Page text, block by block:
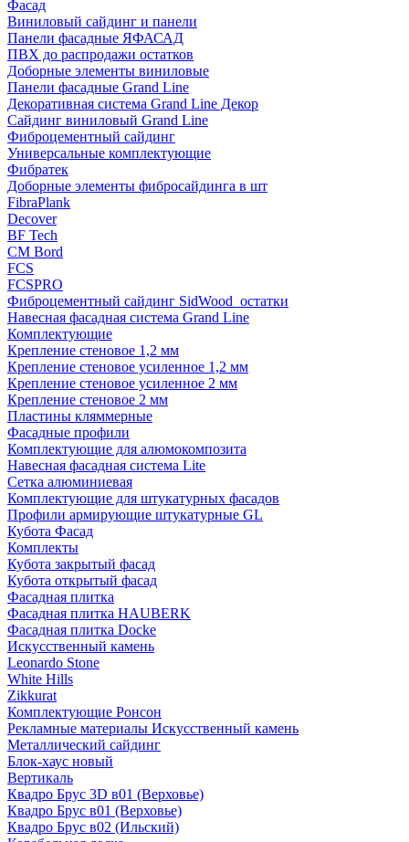
Фасад
Виниловый сайдинг и панели
Панели фасадные ЯФАСАД
ПВХ до распродажи остатков
Доборные элементы виниловые
Панели фасадные Grand Line
Декоративная система Grand Line Декор
Сайдинг виниловый Grand Line
Фиброцементный сайдинг
Универсальные комплектующие
Фибратек
Доборные элементы фибросайдинга в шт
FibraPlank
Decover
BF Tech
CM Bord
FCS
FCSPRO
Фиброцементный сайдинг SidWood_остатки
Навесная фасадная система Grand Line
Комплектующие
Крепление стеновое 1,2 мм
Крепление стеновое усиленное 1,2 мм
Крепление стеновое усиленное 2 мм
Крепление стеновое 2 мм
Пластины кляммерные
Фасадные профили
Комплектующие для алюмокомпозита
Навесная фасадная система Lite
Сетка алюминиевая
Комплектующие для штукатурных фасадов
Профили армирующие штукатурные GL
Кубота Фасад
Комплекты
Кубота закрытый фасад
Кубота открытый фасад
Фасадная плитка
Фасадная плитка HAUBERK
Фасадная плитка Docke
Искусственный камень
Leonardo Stone
White Hills
Zikkurat
Комплектующие Ронсон
Рекламные материалы Искусственный камень
Металлический сайдинг
Блок-хаус новый
Вертикаль
Квадро Брус 3D в01 (Верховье)
Квадро Брус в01 (Верховье)
Квадро Брус в02 (Ильский)